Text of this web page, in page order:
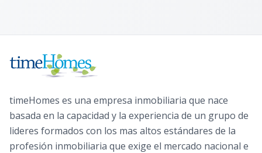
timeHomes es una empresa inmobiliaria que nace
basada en la capacidad y la experiencia de un grupo de
lideres formados con los mas altos estándares de la
profesión inmobiliaria que exige el mercado nacional e